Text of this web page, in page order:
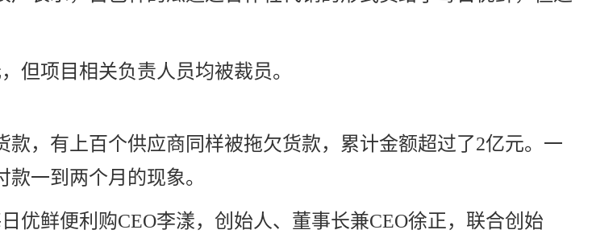
但项目相关负责人员均被裁员。
，有上百个供应商同样被拖欠货款，累计金额超过了2亿元。一
一到两个月的现象。
优鲜便利购CEO李漾，创始人、董事长兼CEO徐正，联合创始